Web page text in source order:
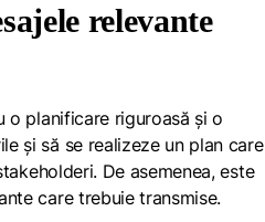
relevante
o planificare riguroasă și o
și să se realizeze un plan care
De asemenea, este
care trebuie transmise.